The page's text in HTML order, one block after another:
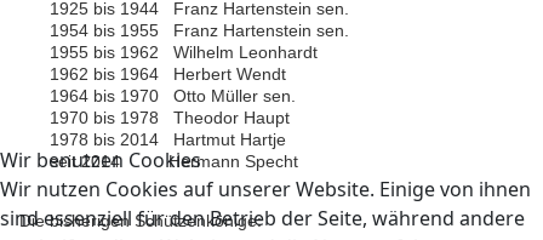
1925 bis 1944 Franz Hartenstein sen.
1954 bis 1955 Franz Hartenstein sen.
1955 bis 1962 Wilhelm Leonhardt
1962 bis 1964 Herbert Wendt
1964 bis 1970 Otto Müller sen.
1970 bis 1978 Theodor Haupt
1978 bis 2014 Hartmut Hartje
seit 2014 Hermann Specht
Die bisherigen Schützenkönige:
Wir benutzen Cookies
Wir nutzen Cookies auf unserer Website. Einige von ihnen
sind essenziell für den Betrieb der Seite, während andere